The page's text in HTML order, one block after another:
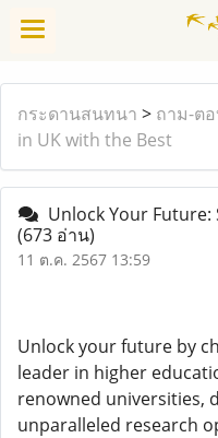
กระดานสนทนา > ถาม-ต
in UK with the Best
Unlock Your
(673 อ่าน)
11 ต.ค. 2567 13:59
Unlock your future by
leader in higher
renowned universities,
unparalleled research